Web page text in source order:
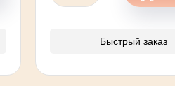
Быстрый заказ